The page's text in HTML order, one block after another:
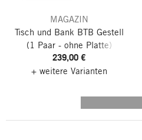
MAGAZIN
Tisch und Bank BTB Gestell
(1 Paar - ohne Platte)
239,00 €
+ weitere Varianten